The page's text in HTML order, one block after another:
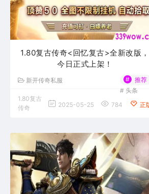
1.80复古传奇<回忆复古>全新改版，
今日正式上架！
新开传奇私服 #
推荐
# 头条
1.80复古
传奇
2025-05-25 784 正